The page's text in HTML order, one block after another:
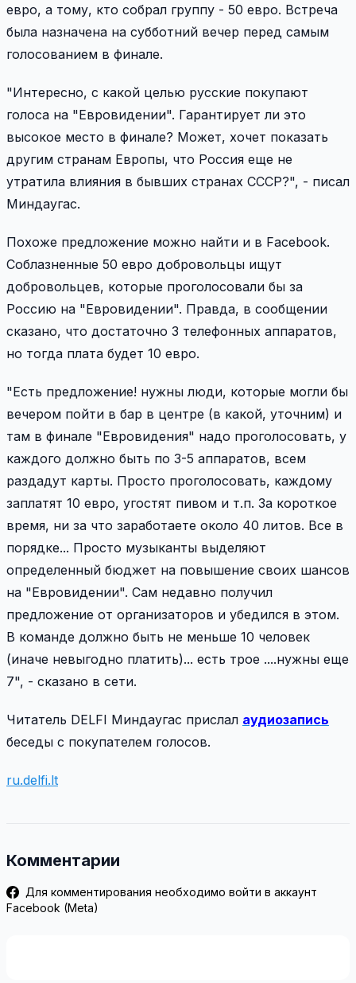
евро, а тому, кто собрал группу - 50 евро. Встреча
была назначена на субботний вечер перед самым
голосованием в финале.
"Интересно, с какой целью русские покупают
голоса на "Евровидении". Гарантирует ли это
высокое место в финале? Может, хочет показать
другим странам Европы, что Россия еще не
утратила влияния в бывших странах СССР?", - писал
Миндаугас.
Похоже предложение можно найти и в Facebook.
Соблазненные 50 евро добровольцы ищут
добровольцев, которые проголосовали бы за
Россию на "Евровидении". Правда, в сообщении
сказано, что достаточно 3 телефонных аппаратов,
но тогда плата будет 10 евро.
"Есть предложение! нужны люди, которые могли бы
вечером пойти в бар в центре (в какой, уточним) и
там в финале "Евровидения" надо проголосовать, у
каждого должно быть по 3-5 аппаратов, всем
раздадут карты. Просто проголосовать, каждому
заплатят 10 евро, угостят пивом и т.п. За короткое
время, ни за что заработаете около 40 литов. Все в
порядке... Просто музыканты выделяют
определенный бюджет на повышение своих шансов
на "Евровидении". Сам недавно получил
предложение от организаторов и убедился в этом.
В команде должно быть не меньше 10 человек
(иначе невыгодно платить)... есть трое ....нужны еще
7", - сказано в сети.
Читатель DELFI Миндаугас прислал аудиозапись
беседы с покупателем голосов.
ru.delfi.lt
Комментарии
Для комментирования необходимо войти в аккаунт
Facebook (Meta)